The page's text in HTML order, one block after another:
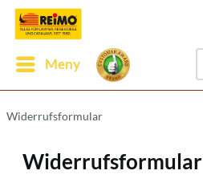
Meny
Widerrufsformular
Widerrufsformular